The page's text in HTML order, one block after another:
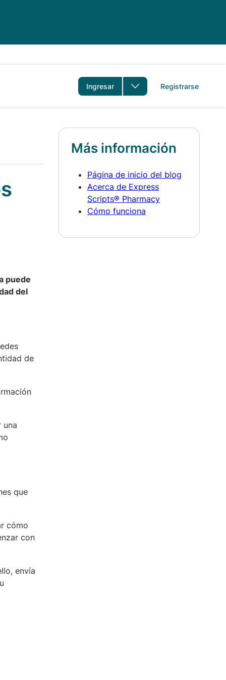
Ingresar Registrarse
puede
del
de
una
que
cómo
con
envía
Más información
Página de inicio del blog
Acerca de Express
Scripts® Pharmacy
Cómo funciona